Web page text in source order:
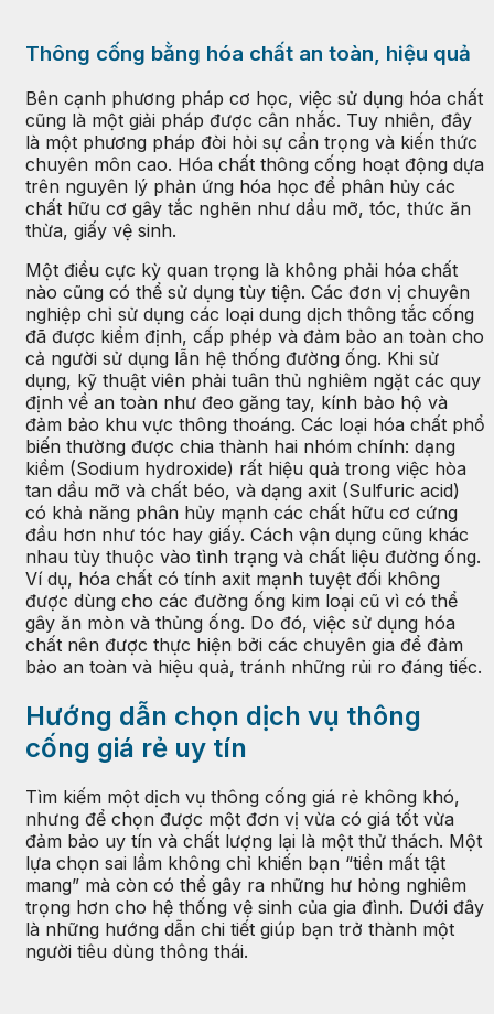
Thông cống bằng hóa chất an toàn, hiệu quả
Bên cạnh phương pháp cơ học, việc sử dụng hóa chất
cũng là một giải pháp được cân nhắc. Tuy nhiên, đây
là một phương pháp đòi hỏi sự cẩn trọng và kiến thức
chuyên môn cao. Hóa chất thông cống hoạt động dựa
trên nguyên lý phản ứng hóa học để phân hủy các
chất hữu cơ gây tắc nghẽn như dầu mỡ, tóc, thức ăn
thừa, giấy vệ sinh.
Một điều cực kỳ quan trọng là không phải hóa chất
nào cũng có thể sử dụng tùy tiện. Các đơn vị chuyên
nghiệp chỉ sử dụng các loại dung dịch thông tắc cống
đã được kiểm định, cấp phép và đảm bảo an toàn cho
cả người sử dụng lẫn hệ thống đường ống. Khi sử
dụng, kỹ thuật viên phải tuân thủ nghiêm ngặt các quy
định về an toàn như đeo găng tay, kính bảo hộ và
đảm bảo khu vực thông thoáng. Các loại hóa chất phổ
biến thường được chia thành hai nhóm chính: dạng
kiềm (Sodium hydroxide) rất hiệu quả trong việc hòa
tan dầu mỡ và chất béo, và dạng axit (Sulfuric acid)
có khả năng phân hủy mạnh các chất hữu cơ cứng
đầu hơn như tóc hay giấy. Cách vận dụng cũng khác
nhau tùy thuộc vào tình trạng và chất liệu đường ống.
Ví dụ, hóa chất có tính axit mạnh tuyệt đối không
được dùng cho các đường ống kim loại cũ vì có thể
gây ăn mòn và thủng ống. Do đó, việc sử dụng hóa
chất nên được thực hiện bởi các chuyên gia để đảm
bảo an toàn và hiệu quả, tránh những rủi ro đáng tiếc.
Hướng dẫn chọn dịch vụ thông
cống giá rẻ uy tín
Tìm kiếm một dịch vụ thông cống giá rẻ không khó,
nhưng để chọn được một đơn vị vừa có giá tốt vừa
đảm bảo uy tín và chất lượng lại là một thử thách. Một
lựa chọn sai lầm không chỉ khiến bạn “tiền mất tật
mang” mà còn có thể gây ra những hư hỏng nghiêm
trọng hơn cho hệ thống vệ sinh của gia đình. Dưới đây
là những hướng dẫn chi tiết giúp bạn trở thành một
người tiêu dùng thông thái.